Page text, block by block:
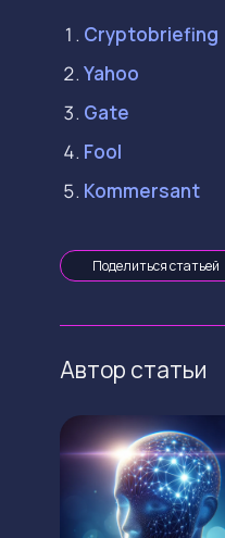
Cryptobriefing
Yahoo
Gate
Fool
Kommersant
Поделиться статьей
Автор статьи